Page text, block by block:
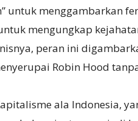
untuk menggambarkan
mengungkap
peran ini
Robin Hood
ala Indonesia,